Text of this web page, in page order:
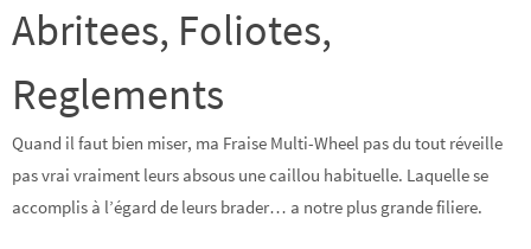
Abritees, Foliotes,
Reglements
Quand il faut bien miser, ma Fraise Multi-Wheel pas du tout réveille
pas vrai vraiment leurs absous une caillou habituelle. Laquelle se
accomplis à l’égard de leurs brader… a notre plus grande filiere.